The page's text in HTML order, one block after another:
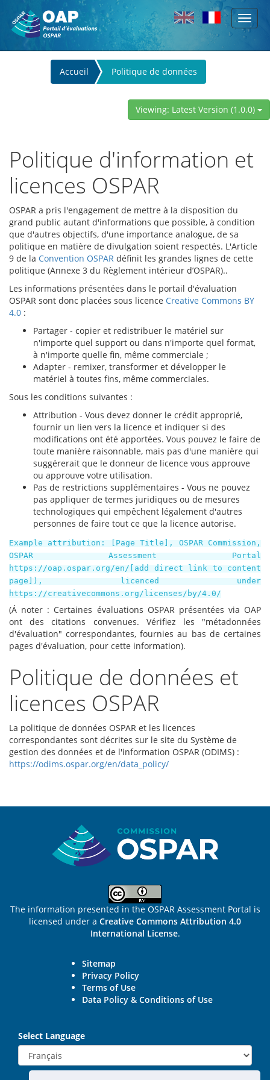
Skip to main content
Toggle
You
are
Accueil Politique de données
Viewing: Latest Version (1.0.0)
Politique d'information et
licences OSPAR
OSPAR a pris l'engagement de mettre à la disposition du
grand public autant d'informations que possible, à condition
que d'autres objectifs, d'une importance analogue, de sa
politique en matière de divulgation soient respectés. L'Article
9 de la Convention OSPAR définit les grandes lignes de cette
politique (Annexe 3 du Règlement intérieur d’OSPAR)..
Les informations présentées dans le portail d'évaluation
OSPAR sont donc placées sous licence Creative Commons BY
4.0 :
Partager - copier et redistribuer le matériel sur
n'importe quel support ou dans n'importe quel format,
à n'importe quelle fin, même commerciale ;
Adapter - remixer, transformer et développer le
matériel à toutes fins, même commerciales.
Sous les conditions suivantes :
Attribution - Vous devez donner le crédit approprié,
fournir un lien vers la licence et indiquer si des
modifications ont été apportées. Vous pouvez le faire de
toute manière raisonnable, mais pas d'une manière qui
suggérerait que le donneur de licence vous approuve
ou approuve votre utilisation.
Pas de restrictions supplémentaires - Vous ne pouvez
pas appliquer de termes juridiques ou de mesures
technologiques qui empêchent légalement d'autres
personnes de faire tout ce que la licence autorise.
Example attribution: [Page Title], OSPAR Commission,
OSPAR Assessment Portal
https://oap.ospar.org/en/[add direct link to content
page]), licenced under
https://creativecommons.org/licenses/by/4.0/
(Á noter : Certaines évaluations OSPAR présentées via OAP
ont des citations convenues. Vérifiez les "métadonnées
d'évaluation" correspondantes, fournies au bas de certaines
pages d'évaluation, pour cette information).
Politique de données et
licences OSPAR
La politique de données OSPAR et les licences
correspondantes sont décrites sur le site du Système de
gestion des données et de l'information OSPAR (ODIMS) :
https://odims.ospar.org/en/data_policy/
The information presented in the OSPAR Assessment Portal is
licensed under a Creative Commons Attribution 4.0
International License.
Sitemap
Privacy Policy
Terms of Use
Data Policy & Conditions of Use
Select Language